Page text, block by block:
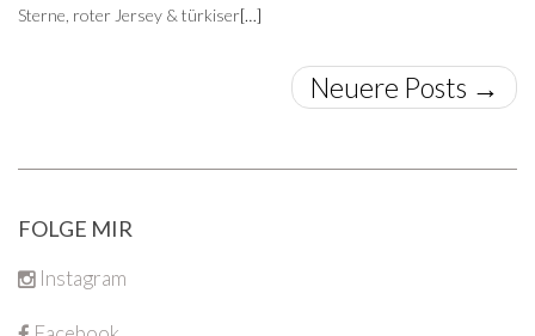
Sterne, roter Jersey & türkiser[…]
Neuere Posts →
FOLGE MIR
Instagram